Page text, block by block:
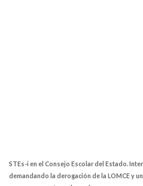
STEs-i en el Consejo Escolar del Estado.
demandando la derogación de la LOMCE y